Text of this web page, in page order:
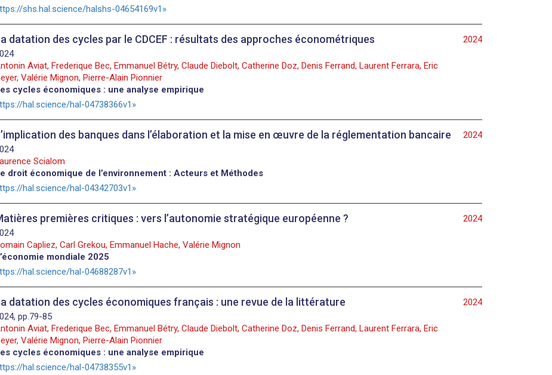
shs.hal.science/halshs-04654169v1
2024
datation des cycles par le CDCEF : résultats des approches économétriques
Aviat, Frederique Bec, Emmanuel Bétry, Claude Diebolt, Catherine Doz, Denis Ferrand, Laurent Ferrara, Eric
Valérie Mignon, Pierre-Alain Pionnier
cycles économiques : une analyse empirique
hal.science/hal-04738366v1
2024
des banques dans l’élaboration et la mise en œuvre de la réglementation bancaire
Scialom
droit économique de l’environnement : Acteurs et Méthodes
hal.science/hal-04342703v1
2024
premières critiques : vers l’autonomie stratégique européenne ?
Capliez, Carl Grekou, Emmanuel Hache, Valérie Mignon
mondiale 2025
hal.science/hal-04688287v1
2024
datation des cycles économiques français : une revue de la littérature
pp.79-85
Aviat, Frederique Bec, Emmanuel Bétry, Claude Diebolt, Catherine Doz, Denis Ferrand, Laurent Ferrara, Eric
Valérie Mignon, Pierre-Alain Pionnier
cycles économiques : une analyse empirique
hal.science/hal-04738355v1